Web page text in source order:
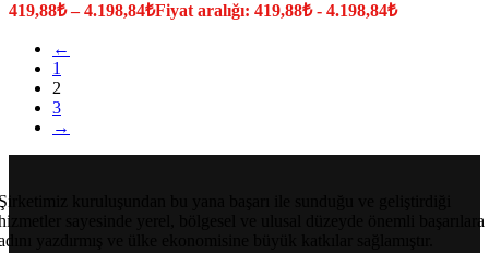
419,88₺ –4.198,84₺Fiyat aralığı: 419,88₺ - 4.198,84₺
←
1
2
3
→
kuruluşundan bu yana başarı ile sunduğu ve geliştirdiği
sayesinde yerel, bölgesel ve ulusal düzeyde önemli başarılara
yazdırmış ve ülke ekonomisine büyük katkılar sağlamıştır.